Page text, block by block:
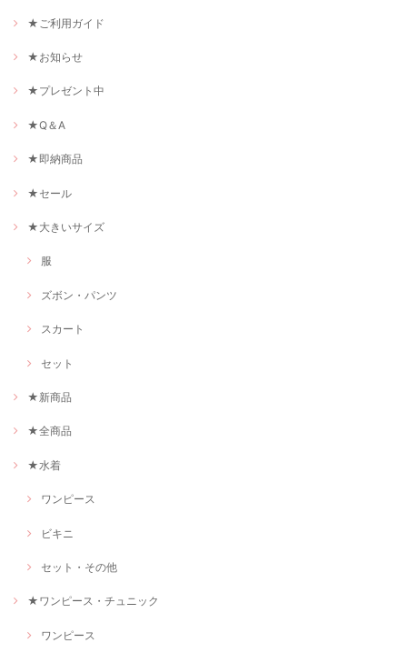
★ご利用ガイド
★お知らせ
★プレゼント中
★Q＆A
★即納商品
★セール
★大きいサイズ
服
ズボン・パンツ
スカート
セット
★新商品
★全商品
★水着
ワンピース
ビキニ
セット・その他
★ワンピース・チュニック
ワンピース